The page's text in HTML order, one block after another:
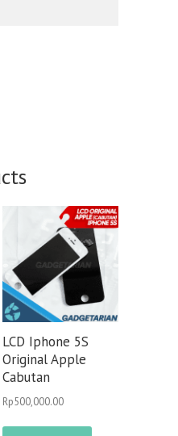
LCD Iphone 5S
Original Apple
Cabutan
Rp500,000.00